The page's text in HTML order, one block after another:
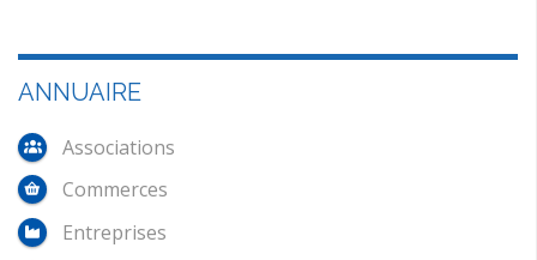
ANNUAIRE
Associations
Commerces
Entreprises